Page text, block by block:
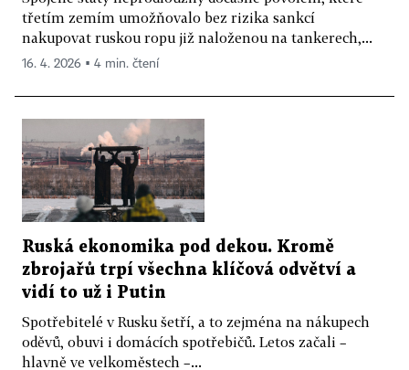
třetím zemím umožňovalo bez rizika sankcí
nakupovat ruskou ropu již naloženou na tankerech,...
16. 4. 2026 ▪ 4 min. čtení
Ruská ekonomika pod dekou. Kromě
zbrojařů trpí všechna klíčová odvětví a
vidí to už i Putin
Spotřebitelé v Rusku šetří, a to zejména na nákupech
oděvů, obuvi i domácích spotřebičů. Letos začali –
hlavně ve velkoměstech –...